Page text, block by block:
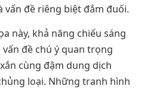
vấn đề riêng biệt đắm đuối.
này, khả năng chiếu sáng
đề chú ý quan trọng
cùng đậm dung dịch
loại. Những tranh hình